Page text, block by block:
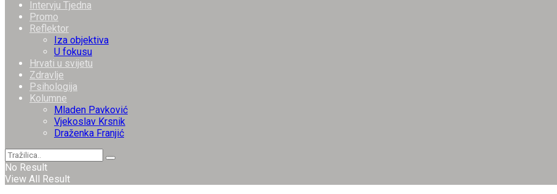
Intervju Tjedna
Promo
Reflektor
Iza objektiva
U fokusu
Hrvati u svijetu
Zdravlje
Psihologija
Kolumne
Mladen Pavković
Vjekoslav Krsnik
Draženka Franjić
No Result
View All Result